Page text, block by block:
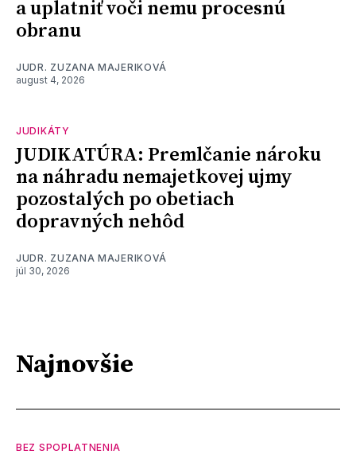
a uplatniť voči nemu procesnú
obranu
JUDR. ZUZANA MAJERIKOVÁ
august 4, 2026
JUDIKÁTY
JUDIKATÚRA: Premlčanie nároku
na náhradu nemajetkovej ujmy
pozostalých po obetiach
dopravných nehôd
JUDR. ZUZANA MAJERIKOVÁ
júl 30, 2026
Najnovšie
BEZ SPOPLATNENIA